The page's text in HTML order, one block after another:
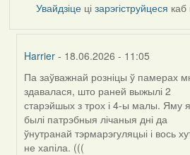
Увайдзіце цізарэгіструйцеся каб
Harrier - 18.06.2026 - 11:05
In
reply
to
by
SaMANdaS
Па заўважнай розніцы ў памерах
здавалася, што раней выжылі 2
старэйшых з трох і 4-ы малы. Яму
былі патрэбныя лічаныя дні да
ўнутранай тэрмарэгуляцыі і вось
не хапіла. (((